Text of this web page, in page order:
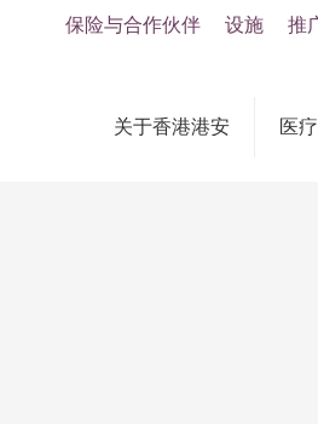
关于香港港安 医
保险与合作伙伴 设施 推